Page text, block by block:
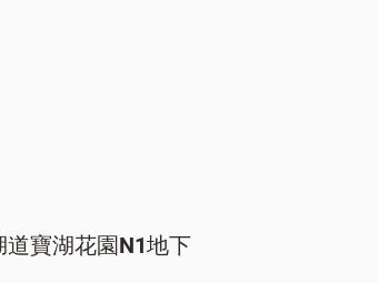
寶湖花園N1地下